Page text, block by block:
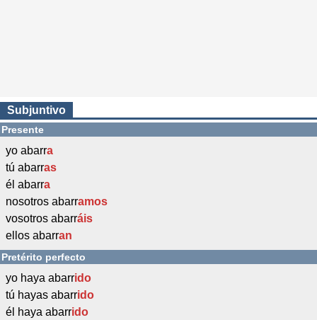
Subjuntivo
Presente
yo abarra
tú abarras
él abarra
nosotros abarramos
vosotros abarráis
ellos abarran
Pretérito perfecto
yo haya abarrido
tú hayas abarrido
él haya abarrido